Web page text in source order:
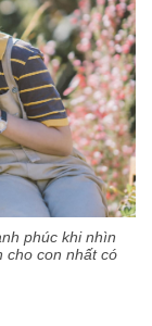
phúc khi nhìn
cho con nhất có